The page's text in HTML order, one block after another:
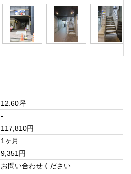
12.60坪
-
117,810円
1ヶ月
9,351円
お問い合わせください